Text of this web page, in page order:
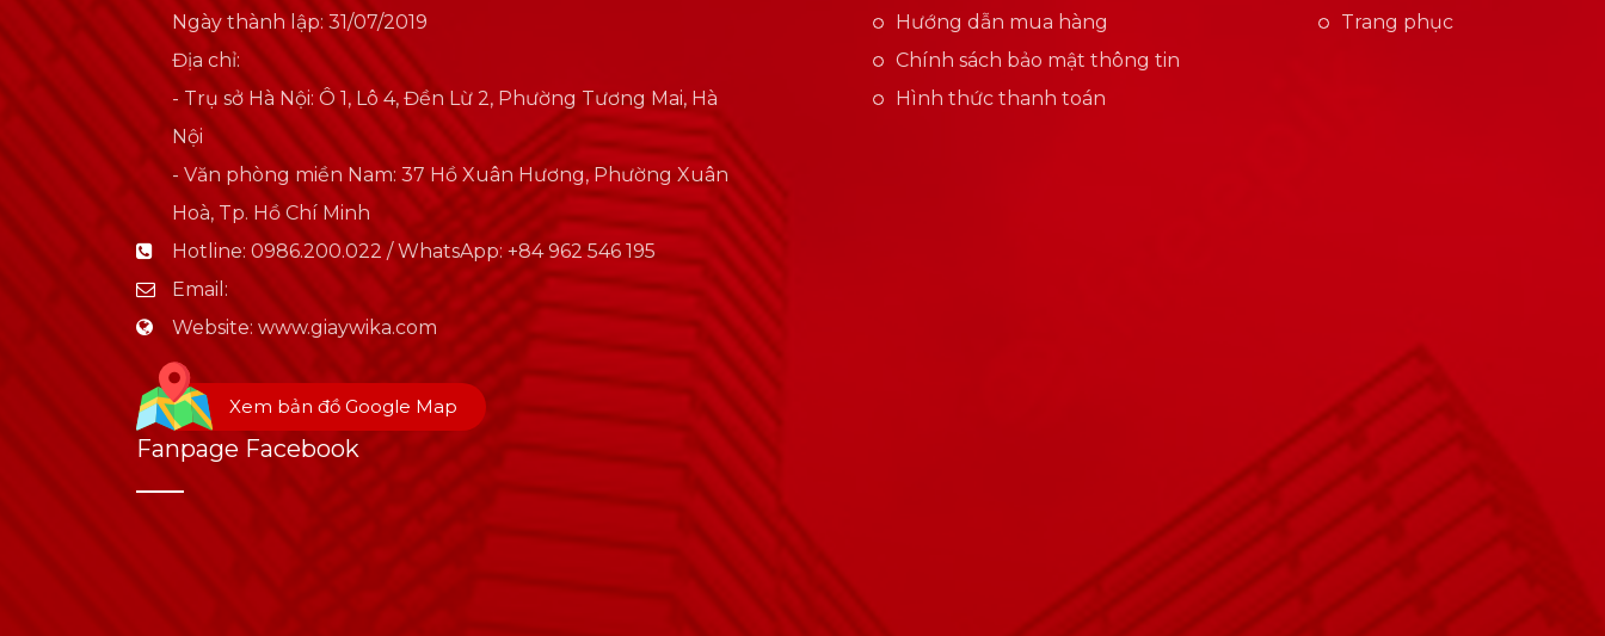
Ngày thành lập: 31/07/2019
Địa chỉ:
- Trụ sở Hà Nội: Ô 1, Lô 4, Đền Lừ 2, Phường Tương Mai, Hà
Nội
- Văn phòng miền Nam: 37 Hồ Xuân Hương, Phường Xuân
Hoà, Tp. Hồ Chí Minh
Hotline: 0986.200.022 / WhatsApp: +84 962 546 195
Email:
Website: www.giaywika.com
Xem bản đồ Google Map
Hướng dẫn mua hàng
Chính sách bảo mật thông tin
Hình thức thanh toán
Trang phục
Fanpage Facebook